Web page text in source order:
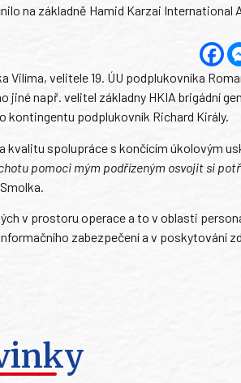
na základně Hamid Karzai International
velitele 19. ÚU podplukovníka
např. velitel základny HKIA brigádní
kontingentu podplukovník Richard Király.
kvalitu spolupráce s končícím úkolovým
pomoci mým podřízeným osvojit si
v prostoru operace a to v oblasti
zabezpečení a v poskytování